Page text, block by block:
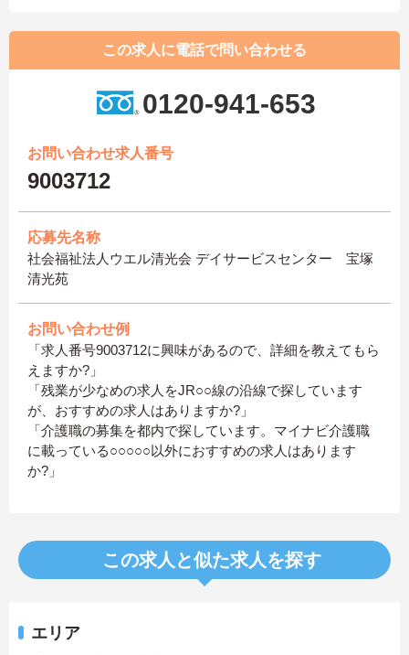
この求人に電話で問い合わせる
0120-941-653
お問い合わせ求人番号
9003712
応募先名称
社会福祉法人ウエル清光会 デイサービスセンター 宝塚
清光苑
お問い合わせ例
「求人番号9003712に興味があるので、詳細を教えてもら
えますか?」
「残業が少なめの求人をJR○○線の沿線で探しています
が、おすすめの求人はありますか?」
「介護職の募集を都内で探しています。マイナビ介護職
に載っている○○○○○以外におすすめの求人はあります
か?」
この求人と似た求人を探す
エリア